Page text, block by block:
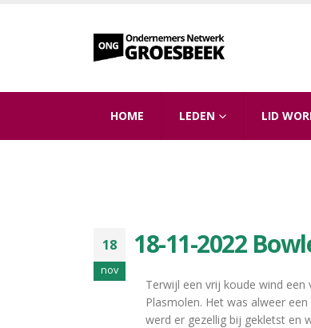
HOME LEDEN LID
18
nov
18-11-2022
Terwijl een vrij koude wind
Plasmolen. Het was alweer
werd er gezellig bij gekletst en